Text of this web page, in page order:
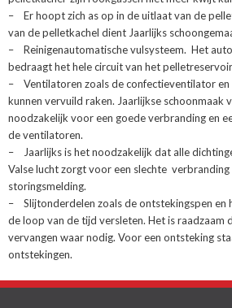
– Er hoopt zich as op in de uitlaat van de
van de pelletkachel dient Jaarlijks
– Reinigenautomatische vulsysteem. Het
bedraagt het hele circuit van het
– Ventilatoren zoals de confectieventilator
kunnen vervuild raken. Jaarlijkse schoonmaak
noodzakelijk voor een goede verbranding en
de ventilatoren.
– Jaarlijks is het noodzakelijk dat alle
Valse lucht zorgt voor een slechte verbranding
storingsmelding.
– Slijtonderdelen zoals de ontstekingspen en
de loop van de tijd versleten. Het is raadzaam
vervangen waar nodig. Voor een ontsteking
ontstekingen.